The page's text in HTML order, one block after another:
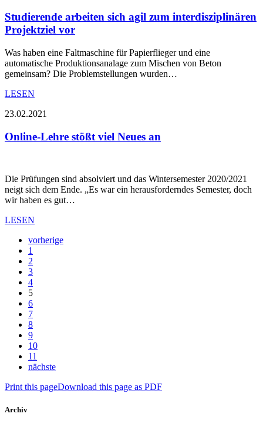
Studierende arbeiten sich agil zum interdisziplinären
Projektziel vor
Was haben eine Faltmaschine für Papierflieger und eine
automatische Produktionsanalage zum Mischen von Beton
gemeinsam? Die Problemstellungen wurden…
LESEN
23.02.2021
Online-Lehre stößt viel Neues an
Die Prüfungen sind absolviert und das Wintersemester 2020/2021
neigt sich dem Ende. „Es war ein herausforderndes Semester, doch
wir haben es gut…
LESEN
vorherige
1
2
3
4
5
6
7
8
9
10
11
nächste
Print this pageDownload this page as PDF
Archiv